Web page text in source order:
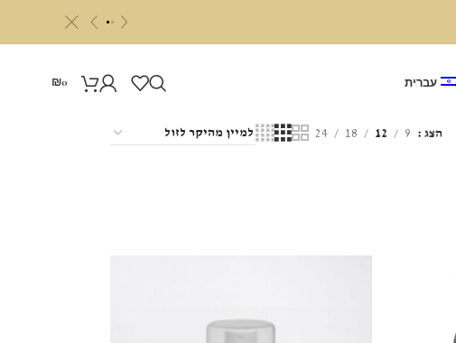
c
עברית ₪0
הצג 9
12
18
24